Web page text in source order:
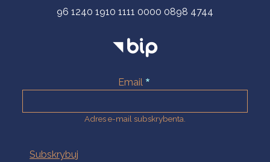
96 1240 1910 1111 0000 0898 4744
Email
Adres e-mail subskrybenta.